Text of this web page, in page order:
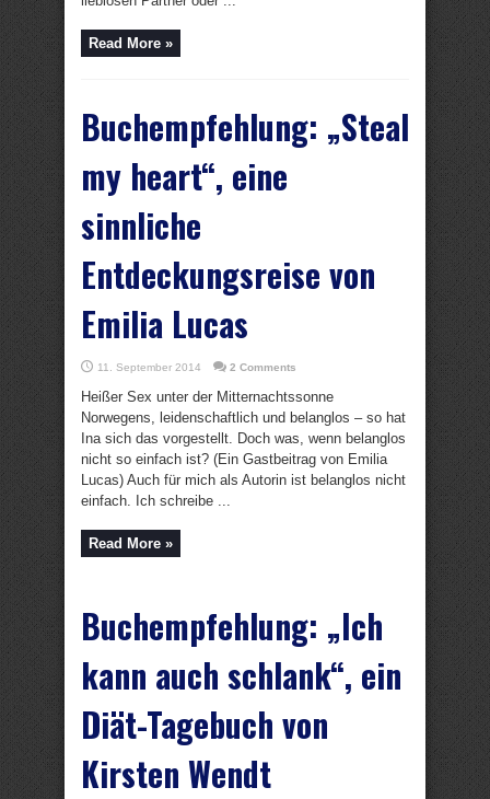
Read More »
Buchempfehlung: „Steal
my heart“, eine
sinnliche
Entdeckungsreise von
Emilia Lucas
11. September 2014 2 Comments
Heißer Sex unter der Mitternachtssonne
Norwegens, leidenschaftlich und belanglos – so hat
Ina sich das vorgestellt. Doch was, wenn belanglos
nicht so einfach ist? (Ein Gastbeitrag von Emilia
Lucas) Auch für mich als Autorin ist belanglos nicht
einfach. Ich schreibe ...
Read More »
Buchempfehlung: „Ich
kann auch schlank“, ein
Diät-Tagebuch von
Kirsten Wendt